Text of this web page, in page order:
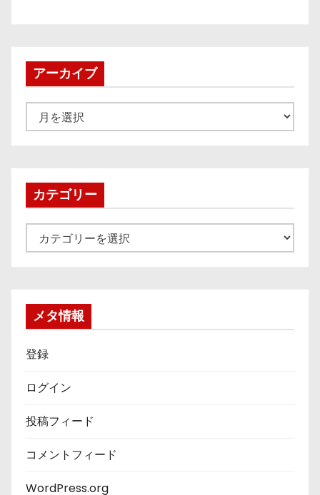
アーカイブ
ー
ブカテゴリー
テ
メタ情報
登録
ログイン
投稿フィード
コメントフィード
WordPress.org